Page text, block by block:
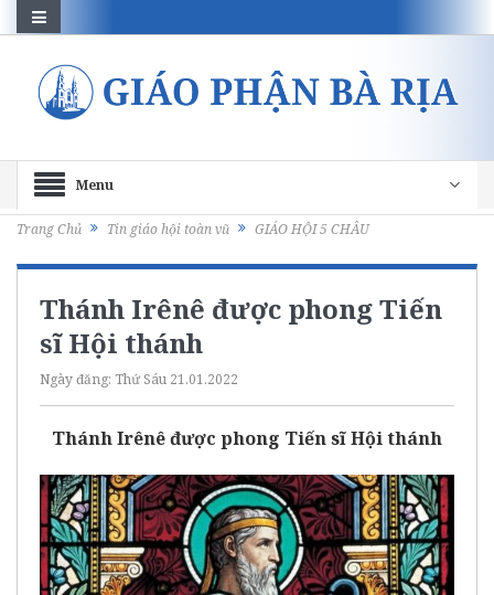
Menu
Trang Chủ Tin giáo hội toàn vũ GIÁO HỘI 5 CHÂU
Thánh Irênê được phong Tiến
sĩ Hội thánh
Ngày đăng: Thứ Sáu 21.01.2022
Thánh Irênê được phong Tiến sĩ Hội thánh